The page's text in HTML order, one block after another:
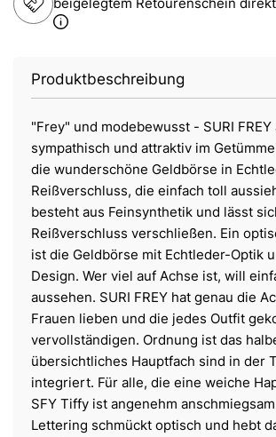
Produktbeschreibung
"Frey" und modebewusst - SURI
sympathisch und attraktiv im
die wunderschöne Geldbörse in
Reißverschluss, die einfach toll
besteht aus Feinsynthetik und lässt
Reißverschluss verschließen. Ein
ist die Geldbörse mit Echtleder-Optik
Design. Wer viel auf Achse ist, will
aussehen. SURI FREY hat genau die
Frauen lieben und die jedes Outfit
vervollständigen. Ordnung ist das
übersichtliches Hauptfach sind in der
integriert. Für alle, die eine weiche
SFY Tiffy ist angenehm
Lettering schmückt optisch und hebt